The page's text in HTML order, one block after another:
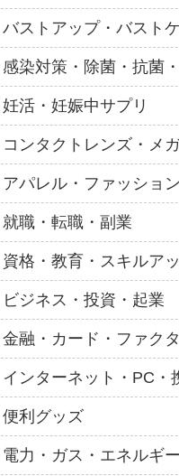
バストアップ・バスト
感染対策・除菌・抗菌
妊活・妊娠中サプリ
コンタクトレンズ・メ
アパレル・ファッション
就職・転職・副業
資格・教育・スキルア
ビジネス・投資・起業
金融・カード・ファク
インターネット・PC・
便利グッズ
電力・ガス・エネルギー